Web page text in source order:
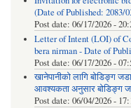
(Date of Published: 2083/
Post date: 06/17/2026 -
Letter of Intent (LOI) of
bera nirman - Date of
Post date: 06/17/2026 -
खानेपानीको लागि बोडिङ्ग
आवश्यकता अनुसार बोडिङ्ग
Post date: 06/04/2026 -